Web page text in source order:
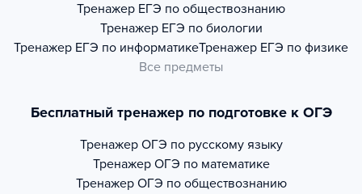
Тренажер ЕГЭ по обществознанию
Тренажер ЕГЭ по биологии
Тренажер ЕГЭ по информатикеТренажер ЕГЭ по физике
Все предметы
Бесплатный тренажер по подготовке к ОГЭ
Тренажер ОГЭ по русскому языку
Тренажер ОГЭ по математике
Тренажер ОГЭ по обществознанию